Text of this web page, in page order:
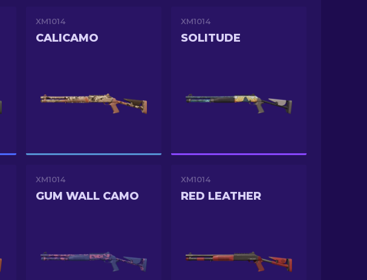
XM1014
CALICAMO
XM1014
SOLITUDE
XM1014
GUM WALL CAMO
XM1014
RED LEATHER